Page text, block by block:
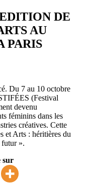
DE
AU
PARIS
Du 7 au 10 octobre
(Festival
devenu
féminins dans les
créatives. Cette
et Arts : héritières du
futur ».
sur